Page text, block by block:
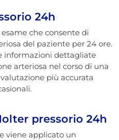
24h
che consente di
del paziente per 24 ore.
informazioni dettagliate
arteriosa nel corso di una
più accurata
pressorio 24h
viene applicato un